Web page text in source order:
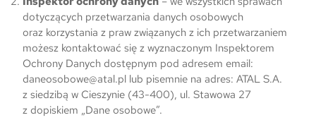
dotyczących przetwarzania danych osobowych
oraz korzystania z praw związanych z ich przetwarzaniem
możesz kontaktować się z wyznaczonym Inspektorem
Ochrony Danych dostępnym pod adresem email:
daneosobowe@atal.pl lub pisemnie na adres: ATAL S.A.
z siedzibą w Cieszynie (43-400), ul. Stawowa 27
z dopiskiem „Dane osobowe”.